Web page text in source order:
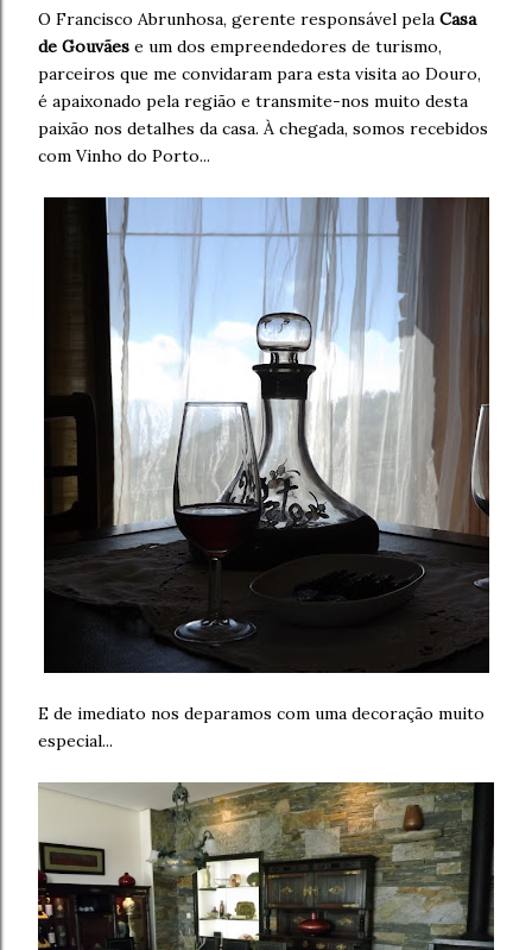
O Francisco Abrunhosa, gerente responsável pela Casa
de Gouvães e um dos empreendedores de turismo,
parceiros que me convidaram para esta visita ao Douro,
é apaixonado pela região e transmite-nos muito desta
paixão nos detalhes da casa. À chegada, somos recebidos
com Vinho do Porto...
E de imediato nos deparamos com uma decoração muito
especial...